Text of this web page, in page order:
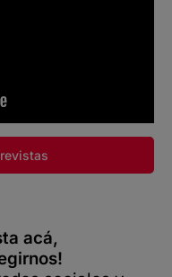
acá,